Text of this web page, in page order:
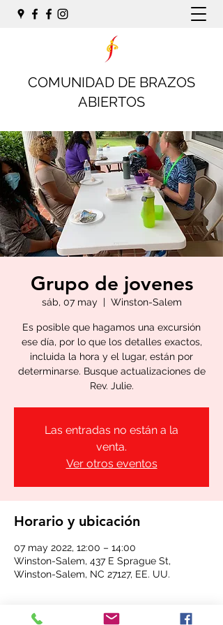
COMUNIDAD DE BRAZOS
ABIERTOS
Grupo de jovenes
sáb, 07 may
  |
Winston-Salem
Es posible que hagamos una excursión
ese día, por lo que los detalles exactos,
incluida la hora y el lugar, están por
determinarse. Busque actualizaciones de
Rev. Julie.
Las entradas no están a la
venta.
Ver otros eventos
Horario y ubicación
07 may 2022, 12:00 – 14:00
Winston-Salem, 437 E Sprague St,
Winston-Salem, NC 27127, EE. UU.